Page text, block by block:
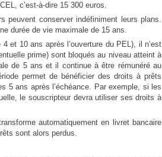
c’est-à-dire 15 300 euros.
peuvent conserver indéfiniment leurs plans.
durée de vie maximale de 15 ans.
et 10 ans après l’ouverture du PEL), il n’est
prime) sont bloqués au niveau atteint à
de 5 ans et il continue à être rémunéré au
permet de bénéficier des droits à prêts
5 ans après l’échéance. Par exemple, si les
le souscripteur devra utiliser ses droits à
automatiquement en livret bancaire
sont alors perdus.